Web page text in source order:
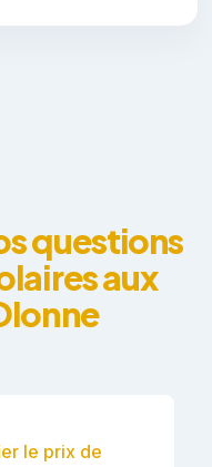
questions
aux
le prix de